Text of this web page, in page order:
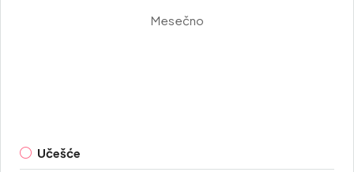
Mesečno
Učešće